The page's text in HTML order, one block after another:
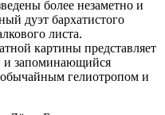
более незаметно и
дуэт бархатистого
листа.
картины представляет
запоминающийся
гелиотропом и